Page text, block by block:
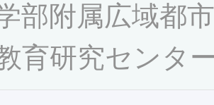
部附属広域都
育研究センタ